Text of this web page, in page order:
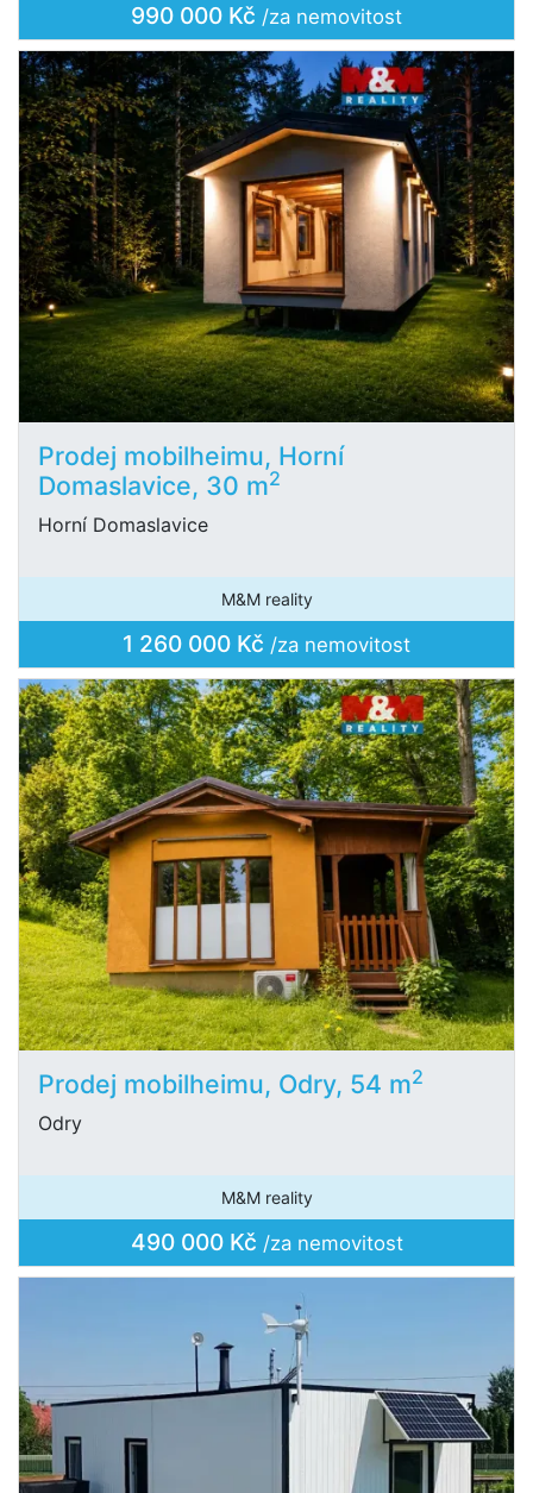
990 000 Kč /za nemovitost
Prodej mobilheimu, Horní
Domaslavice, 30 m2
Horní Domaslavice
M&M reality
1 260 000 Kč /za nemovitost
Prodej mobilheimu, Odry, 54 m2
Odry
M&M reality
490 000 Kč /za nemovitost